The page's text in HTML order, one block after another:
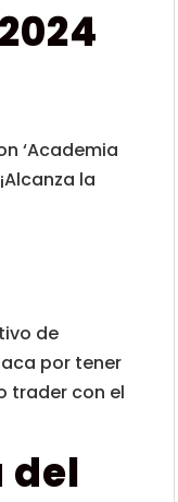
‘Academia
la
de
por tener
trader con el
del